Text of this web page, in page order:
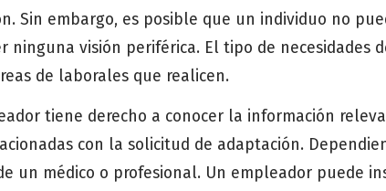
Sin embargo, es posible que un individuo no
visión periférica. El tipo de necesidades
de laborales que realicen.
tiene derecho a conocer la información
con la solicitud de adaptación.
un médico o profesional. Un empleador puede